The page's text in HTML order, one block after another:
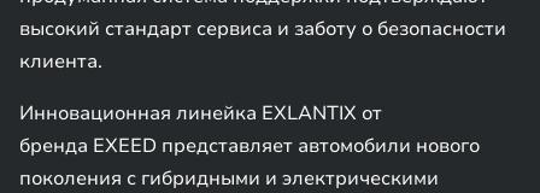
высокий стандарт сервиса и заботу о безопасности
клиента.
Инновационная линейка EXLANTIX от
бренда EXEED представляет автомобили нового
поколения с гибридными и электрическими